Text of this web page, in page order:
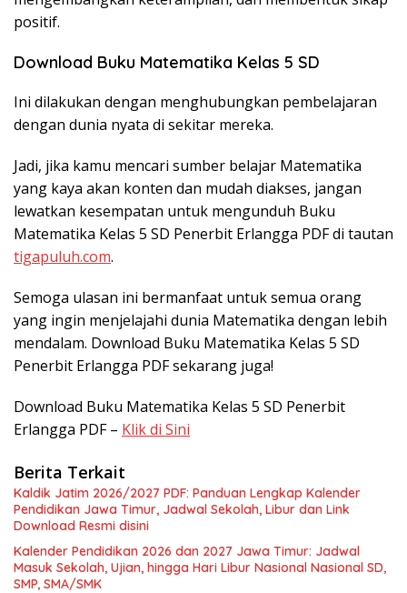
positif.
Download Buku Matematika Kelas 5 SD
Ini dilakukan dengan menghubungkan pembelajaran
dengan dunia nyata di sekitar mereka.
Jadi, jika kamu mencari sumber belajar Matematika
yang kaya akan konten dan mudah diakses, jangan
lewatkan kesempatan untuk mengunduh Buku
Matematika Kelas 5 SD Penerbit Erlangga PDF di tautan
tigapuluh.com.
Semoga ulasan ini bermanfaat untuk semua orang
yang ingin menjelajahi dunia Matematika dengan lebih
mendalam. Download Buku Matematika Kelas 5 SD
Penerbit Erlangga PDF sekarang juga!
Download Buku Matematika Kelas 5 SD Penerbit
Erlangga PDF – Klik di Sini
Berita Terkait
Kaldik Jatim 2026/2027 PDF: Panduan Lengkap Kalender
Pendidikan Jawa Timur, Jadwal Sekolah, Libur dan Link
Download Resmi disini
Kalender Pendidikan 2026 dan 2027 Jawa Timur: Jadwal
Masuk Sekolah, Ujian, hingga Hari Libur Nasional Nasional SD,
SMP, SMA/SMK